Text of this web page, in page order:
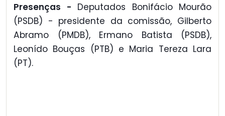
Presenças - Deputados Bonifácio Mourão
(PSDB) - presidente da comissão, Gilberto
Abramo (PMDB), Ermano Batista (PSDB),
Leonído Bouças (PTB) e Maria Tereza Lara
(PT).